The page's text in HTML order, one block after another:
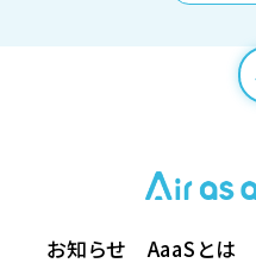
お知らせ AaaSとは